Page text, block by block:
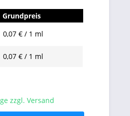
Grundpreis
0,07 € / 1 ml
0,07 € / 1 ml
zzgl. Versand